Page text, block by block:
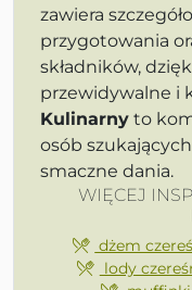
zawiera
przygotowania
składników,
przewidywalne i
Kulinarny to
osób
smaczne dania.
WIĘCEJ
dżem
lody